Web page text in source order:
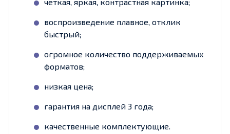
воспроизведение плавное, отклик
быстрый;
огромное количество поддерживаемых
форматов;
низкая цена;
гарантия на дисплей 3 года;
качественные комплектующие.